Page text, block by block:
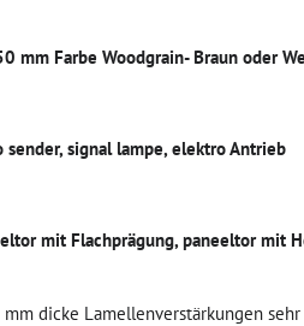
mm Farbe Woodgrain- Braun oder
signal lampe, elektro Antrieb
mit Flachprägung, paneeltor mit
dicke Lamellenverstärkungen